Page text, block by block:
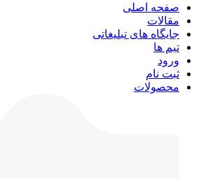
صفحه اصلی
مقالات
جایگاه های تبلیغاتی
تیم ها
ورود
ثبت نام
محصولات